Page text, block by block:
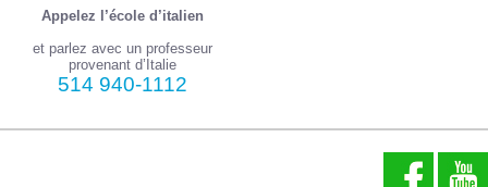
Appelez l’école d’italien
et parlez avec un professeur
provenant d’Italie
514 940-1112